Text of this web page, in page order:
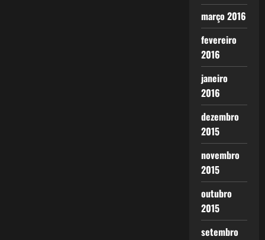
março 2016
fevereiro
2016
janeiro
2016
dezembro
2015
novembro
2015
outubro
2015
setembro